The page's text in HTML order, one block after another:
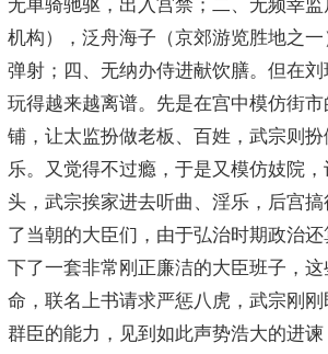
无单骑驰驱，出入宫禁；二、无频幸
机构），泛舟海子（京郊游览胜地之
弹射；四、无纳办侍进献饮膳。但在
玩得越来越离谱。先是在宫中模仿街
铺，让太监扮做老板、百姓，武宗则
乐。又觉得不过瘾，于是又模仿妓院
头，武宗挨家进去听曲、淫乐，后宫
了当朝的大臣们，由于弘治时期政治
下了一套非常刚正廉洁的大臣班子，
命，联名上书请求严惩八虎，武宗刚
群臣的能力，见到如此声势浩大的进谏